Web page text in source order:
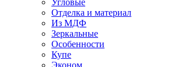
Угловые
Отделка и материал
Из МДФ
Зеркальные
Особенности
Купе
Эконом